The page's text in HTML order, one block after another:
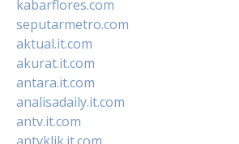
kabarflores.com
seputarmetro.com
aktual.it.com
akurat.it.com
antara.it.com
analisadaily.it.com
antv.it.com
antvklik.it.com